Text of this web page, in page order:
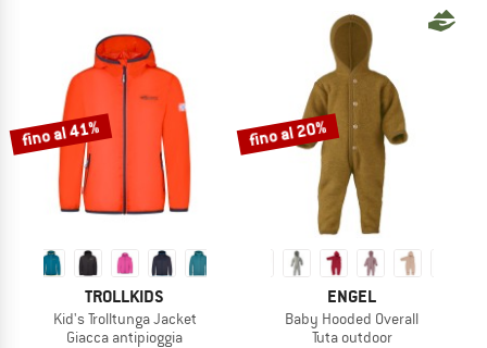
fino al 41%
TROLLKIDS
Kid's Trolltunga Jacket
Giacca antipioggia
fino al 20%
ENGEL
Baby Hooded Overall
Tuta outdoor